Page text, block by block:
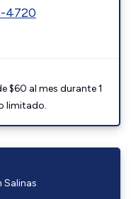
4720
$60 al mes durante 1
limitado.
Salinas